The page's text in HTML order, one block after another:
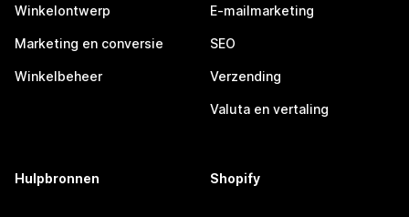
Winkelontwerp
Marketing en conversie
Winkelbeheer
E-mailmarketing
SEO
Verzending
Valuta en vertaling
Hulpbronnen Shopify